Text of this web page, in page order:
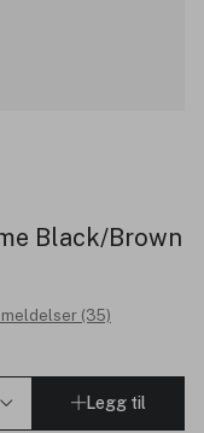
Black/Brown
(35)
Legg til